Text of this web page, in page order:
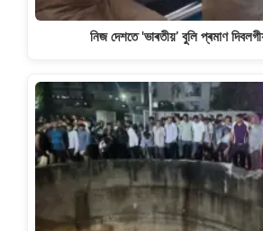
নিজ দেশতে 'ভাৰতীয়’ বুলি প্ৰমাণ